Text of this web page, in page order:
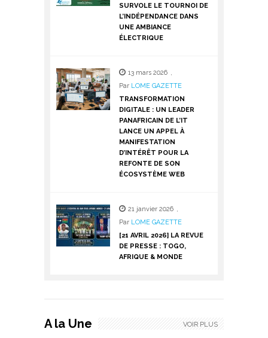
SURVOLE LE TOURNOI DE
L’INDÉPENDANCE DANS
UNE AMBIANCE
ÉLECTRIQUE
13 mars 2026 ,
Par LOME GAZETTE
TRANSFORMATION
DIGITALE : UN LEADER
PANAFRICAIN DE L’IT
LANCE UN APPEL À
MANIFESTATION
D’INTÉRÊT POUR LA
REFONTE DE SON
ÉCOSYSTÈME WEB
21 janvier 2026 ,
Par LOME GAZETTE
[21 AVRIL 2026] LA REVUE
DE PRESSE : TOGO,
AFRIQUE & MONDE
A la Une VOIR PLUS